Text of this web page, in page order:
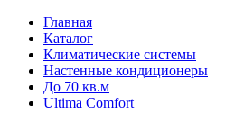
Главная
Каталог
Климатические системы
Настенные кондиционеры
До 70 кв.м
Ultima Comfort